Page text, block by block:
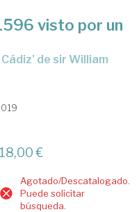
visto por un
18,00 €
Agotado/Descatalogado.
Puede solicitar
búsqueda.